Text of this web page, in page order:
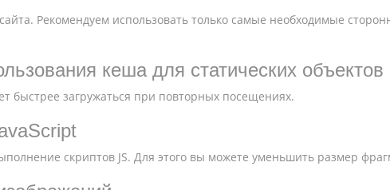
Рекомендуем использовать только самые необходимые
кеша для статических объектов
быстрее загружаться при повторных посещениях.
скриптов JS. Для этого вы можете уменьшить размер